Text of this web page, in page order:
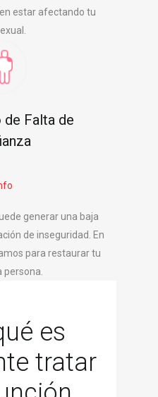
estar afectando tu
Falta de
generar una baja
de inseguridad. En
para restaurar tu
persona.
es
tratar